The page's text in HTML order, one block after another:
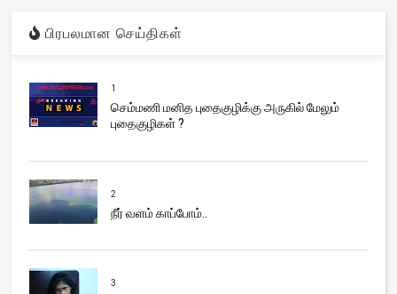
பிரபலமான செய்திகள்
1
செம்மணி மனித புதைகுழிக்கு அருகில் மேலும்
புதைகுழிகள் ?
2
நீர் வளம் காப்போம்..
3